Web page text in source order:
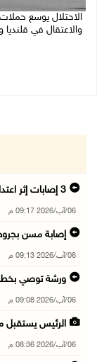
الاحتلال يوسع
والاعتقال في
06/آب/2026 09:17 م
إصابة مسن
06/آب/2026 09:13 م
ورشة توصي بخطة
06/آب/2026 09:08 م
الرئيس يستقبل
06/آب/2026 08:36 م